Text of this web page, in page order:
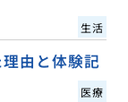
生活
由と体験記
医療